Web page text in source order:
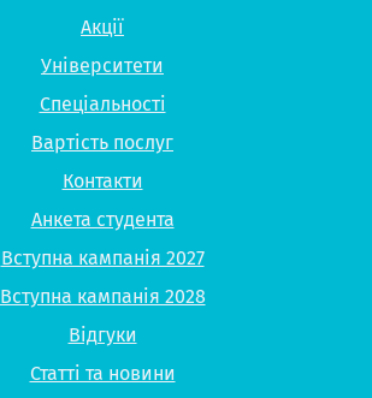
Акції
Університети
Спеціальності
Вартість послуг
Контакти
Анкета студента
Вступна кампанія 2027
Вступна кампанія 2028
Відгуки
Статті та новини